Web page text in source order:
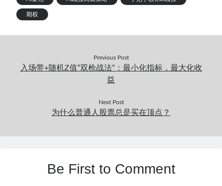
期权
Previous Post
入场带+随机Z值”双枪战法”：最小化指标，最大化收
益
Next Post
为什么普通人股票总是买在顶点？
Be First to Comment